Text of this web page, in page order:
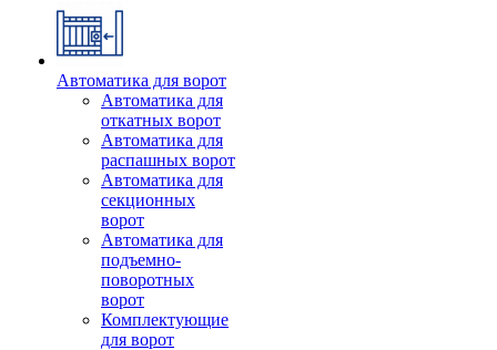
Автоматика для ворот
Автоматика для
откатных ворот
Автоматика для
распашных ворот
Автоматика для
секционных
ворот
Автоматика для
подъемно-
поворотных
ворот
Комплектующие
для ворот